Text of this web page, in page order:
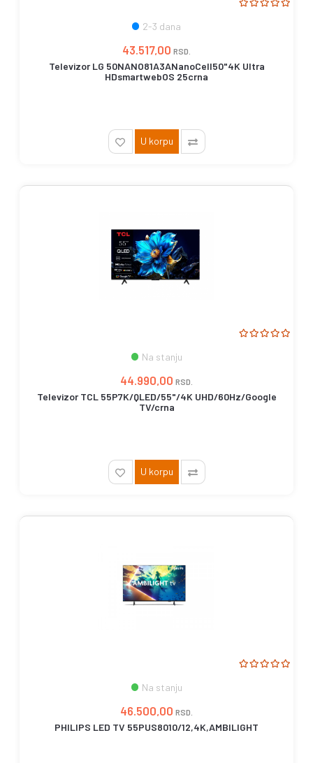
2-3 dana
43.517,00 RSD.
Televizor LG 50NANO81A3ANanoCell50"4K Ultra
HDsmartwebOS 25crna
U korpu
Na stanju
44.990,00 RSD.
Televizor TCL 55P7K/QLED/55"/4K UHD/60Hz/Google
TV/crna
U korpu
Na stanju
46.500,00 RSD.
PHILIPS LED TV 55PUS8010/12,4K,AMBILIGHT